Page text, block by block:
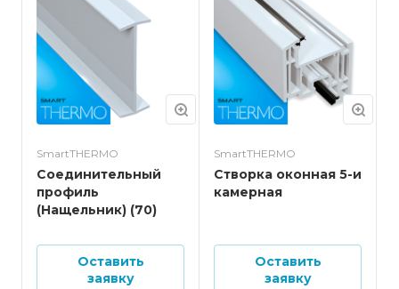
SmartTHERMO
Соединительный
профиль
(Нащельник) (70)
Оставить
заявку
SmartTHERMO
Створка оконная 5-и
камерная
Оставить
заявку